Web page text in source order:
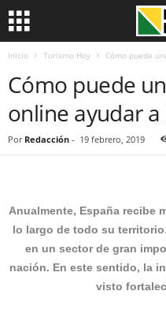
Inicio Turismo Hoy Cómo puede
Cómo puede
online ayudar
Por Redacción - 19 febrero, 2019
Anualmente, España recibe
lo largo de todo su
en un sector de gran
nación. En este sentido, la
visto